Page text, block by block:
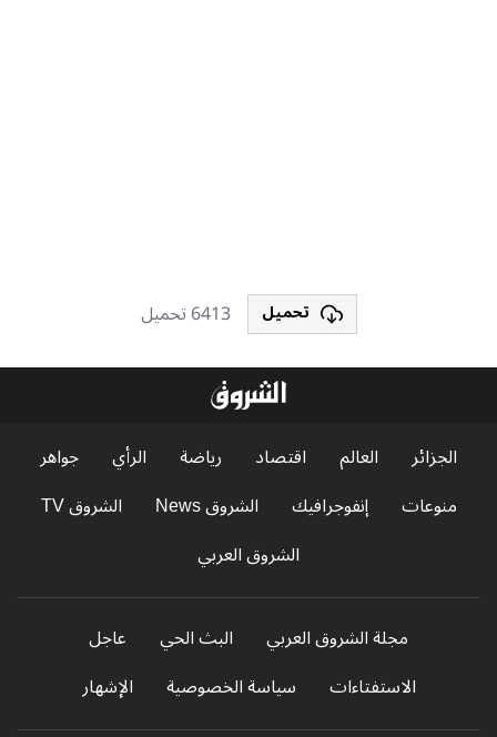
تحميل 6413 تحميل
الجزائر العالم اقتصاد رياضة الرأي
جواهر
منوعات
إنفوجرافيك الشروق News
الشروق TV
الشروق العربي
مجلة الشروق العربي البث الحي
عاجل
الاستفتاءات
سياسة الخصوصية الإشهار